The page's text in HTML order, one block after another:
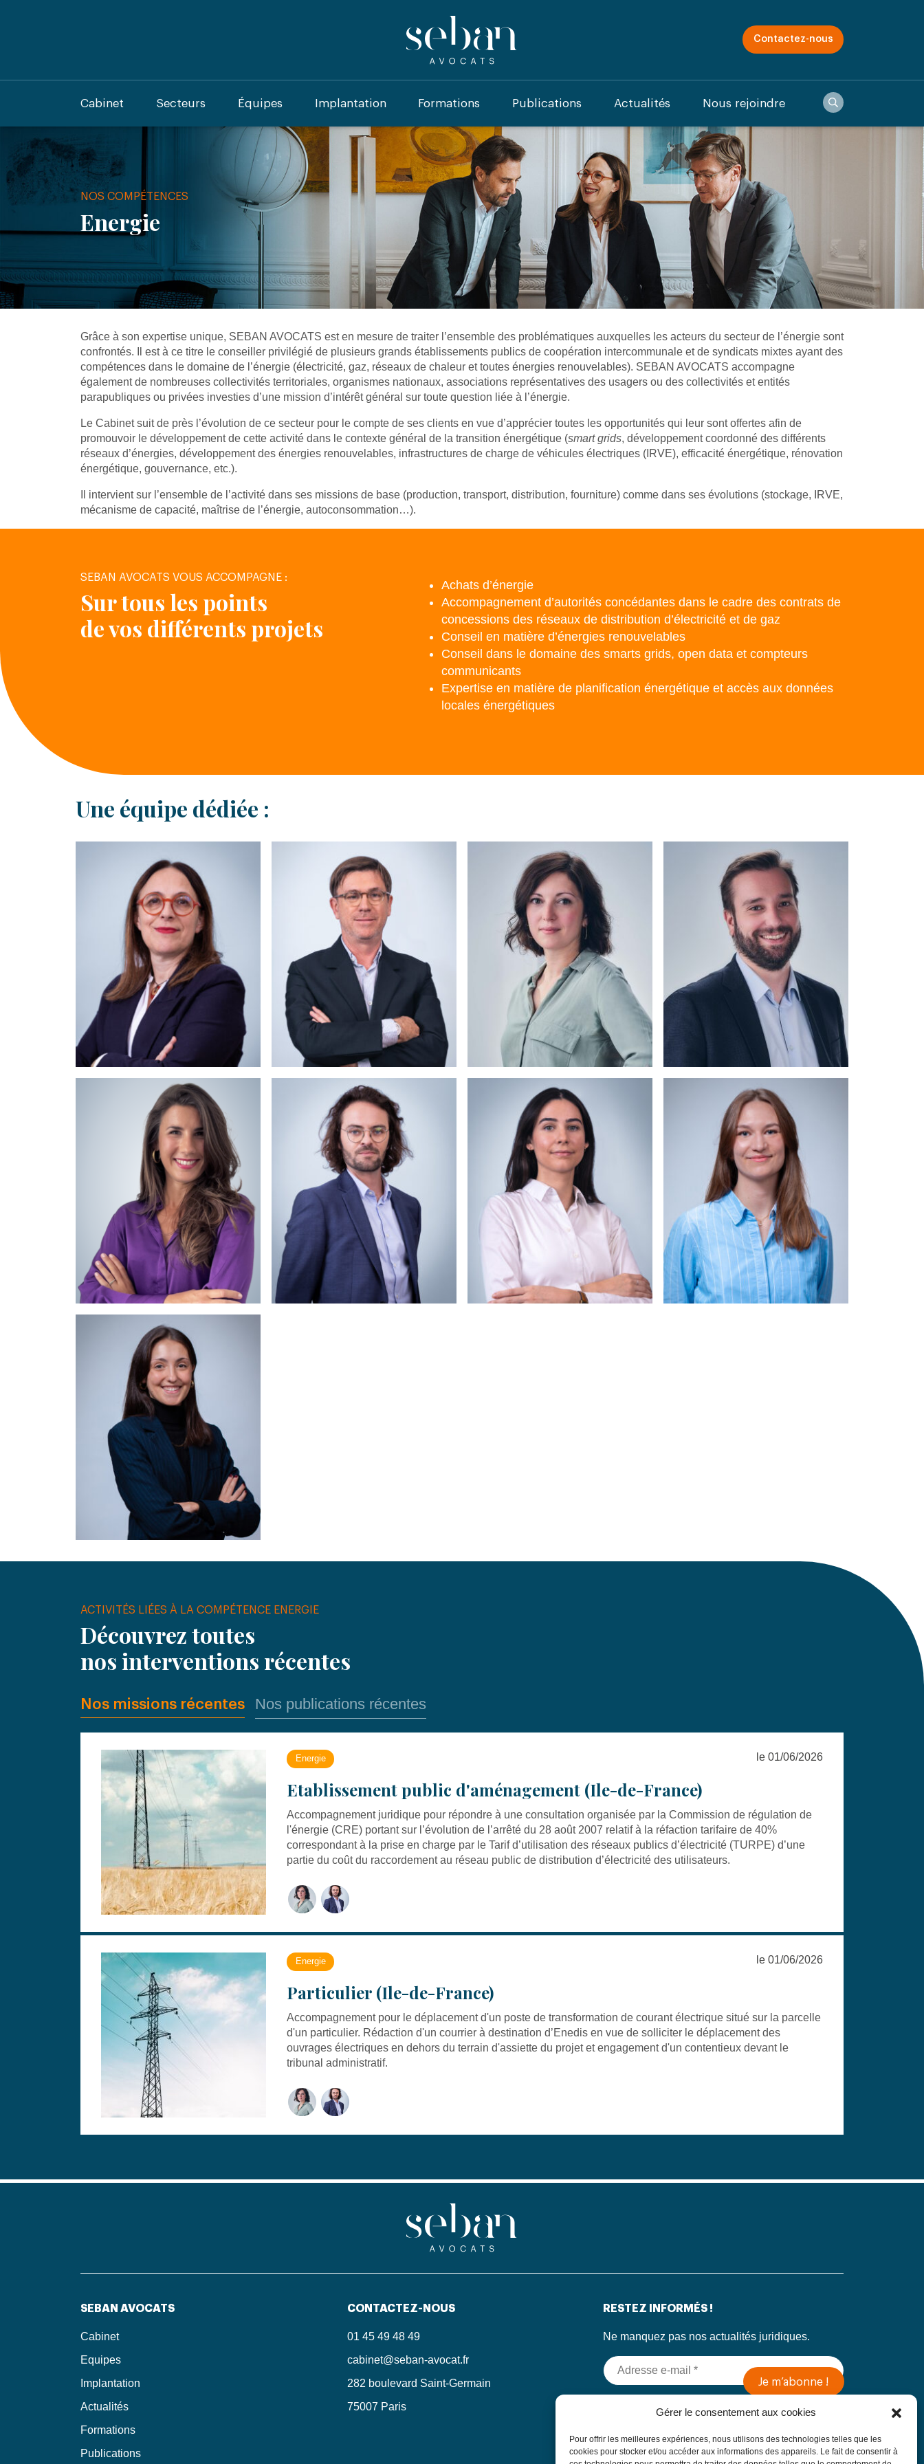
Gérer le consentement aux cookies
Pour offrir les meilleures expériences, nous utilisons des technologies telles que les
cookies pour stocker et/ou accéder aux informations des appareils. Le fait de consentir à
Contactez-nous
Recherche
Cabinet Secteurs Équipes Implantation Formations Publications Actualités Nous rejoindre
NOS COMPÉTENCES
Energie
Grâce à son expertise unique, SEBAN AVOCATS est en mesure de traiter l’ensemble des problématiques auxquelles les acteurs du secteur de l’énergie sont
confrontés. Il est à ce titre le conseiller privilégié de plusieurs grands établissements publics de coopération intercommunale et de syndicats mixtes ayant des
compétences dans le domaine de l’énergie (électricité, gaz, réseaux de chaleur et toutes énergies renouvelables). SEBAN AVOCATS accompagne
également de nombreuses collectivités territoriales, organismes nationaux, associations représentatives des usagers ou des collectivités et entités
parapubliques ou privées investies d’une mission d’intérêt général sur toute question liée à l’énergie.
Le Cabinet suit de près l’évolution de ce secteur pour le compte de ses clients en vue d’apprécier toutes les opportunités qui leur sont offertes afin de
promouvoir le développement de cette activité dans le contexte général de la transition énergétique (smart grids, développement coordonné des différents
réseaux d’énergies, développement des énergies renouvelables, infrastructures de charge de véhicules électriques (IRVE), efficacité énergétique, rénovation
énergétique, gouvernance, etc.).
Il intervient sur l’ensemble de l’activité dans ses missions de base (production, transport, distribution, fourniture) comme dans ses évolutions (stockage, IRVE,
mécanisme de capacité, maîtrise de l’énergie, autoconsommation…).
SEBAN AVOCATS VOUS ACCOMPAGNE :
Sur tous les points
de vos différents projets
Achats d’énergie
Accompagnement d’autorités concédantes dans le cadre des contrats de
concessions des réseaux de distribution d’électricité et de gaz
Conseil en matière d’énergies renouvelables
Conseil dans le domaine des smarts grids, open data et compteurs
communicants
Expertise en matière de planification énergétique et accès aux données
locales énergétiques
Une équipe dédiée :
ACTIVITÉS LIÉES À LA COMPÉTENCE ENERGIE
Découvrez toutes
nos interventions récentes
Nos missions récentes Nos publications récentes
Energie le 01/06/2026
Etablissement public d'aménagement (Ile-de-France)
Accompagnement juridique pour répondre à une consultation organisée par la Commission de régulation de
l'énergie (CRE) portant sur l’évolution de l’arrêté du 28 août 2007 relatif à la réfaction tarifaire de 40%
correspondant à la prise en charge par le Tarif d’utilisation des réseaux publics d’électricité (TURPE) d’une
partie du coût du raccordement au réseau public de distribution d’électricité des utilisateurs.
Energie le 01/06/2026
Particulier (Ile-de-France)
Accompagnement pour le déplacement d'un poste de transformation de courant électrique situé sur la parcelle
d'un particulier. Rédaction d'un courrier à destination d’Enedis en vue de solliciter le déplacement des
ouvrages électriques en dehors du terrain d'assiette du projet et engagement d'un contentieux devant le
tribunal administratif.
SEBAN AVOCATS
Cabinet
Equipes
Implantation
Actualités
Formations
Publications
CONTACTEZ-NOUS
01 45 49 48 49
cabinet@seban-avocat.fr
282 boulevard Saint-Germain
75007 Paris
RESTEZ INFORMÉS !
Ne manquez pas nos actualités juridiques.
En soumettant ce formulaire, j’accepte que mes
le cadre de ma demande, conformément à la
politique de confidentialité du Cabinet